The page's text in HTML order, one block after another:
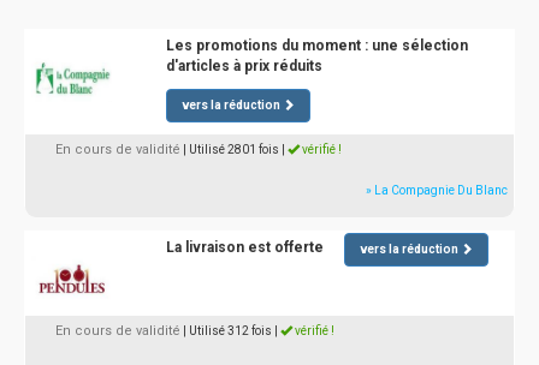
Les promotions du moment : une sélection
d'articles à prix réduits
vers la réduction
En cours de validité | Utilisé 2801 fois vérifié !
» La Compagnie Du Blanc
La livraison est offerte vers la réduction
En cours de validité | Utilisé 312 fois vérifié !